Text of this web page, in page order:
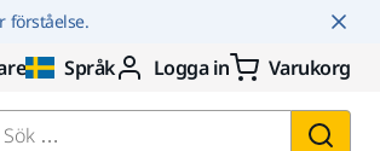
förståelse.
Språk Logga in Varukorg